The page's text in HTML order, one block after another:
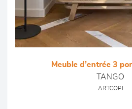
Meuble d’entrée 3
TANGO
ARTCOPI